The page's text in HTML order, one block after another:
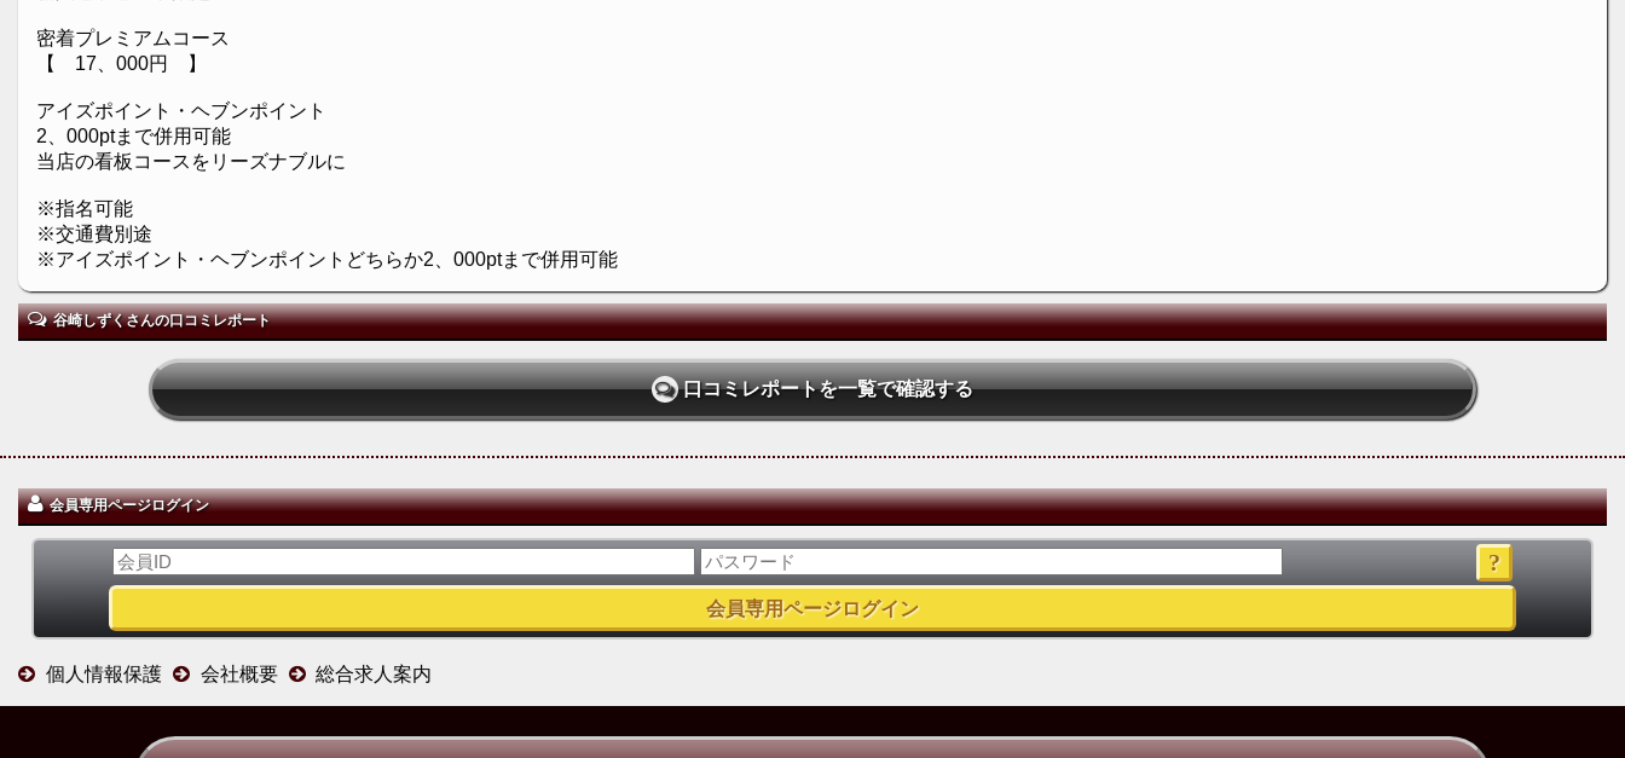
密着プレミアムコース
【 17、000円 】
アイズポイント・ヘブンポイント
2、000ptまで併用可能
当店の看板コースをリーズナブルに
※指名可能
※交通費別途
※アイズポイント・ヘブンポイントどちらか2、000ptまで併用可能
谷崎しずくさんの口コミレポート
口コミレポートを一覧で確認する
会員専用ページログイン
個人情報保護 会社概要 総合求人案内